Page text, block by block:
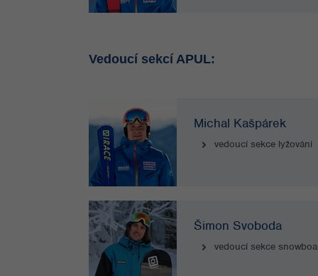
Vedoucí sekcí APUL:
Michal Kašpárek
vedoucí sekce lyžování
Šimon Svoboda
vedoucí sekce